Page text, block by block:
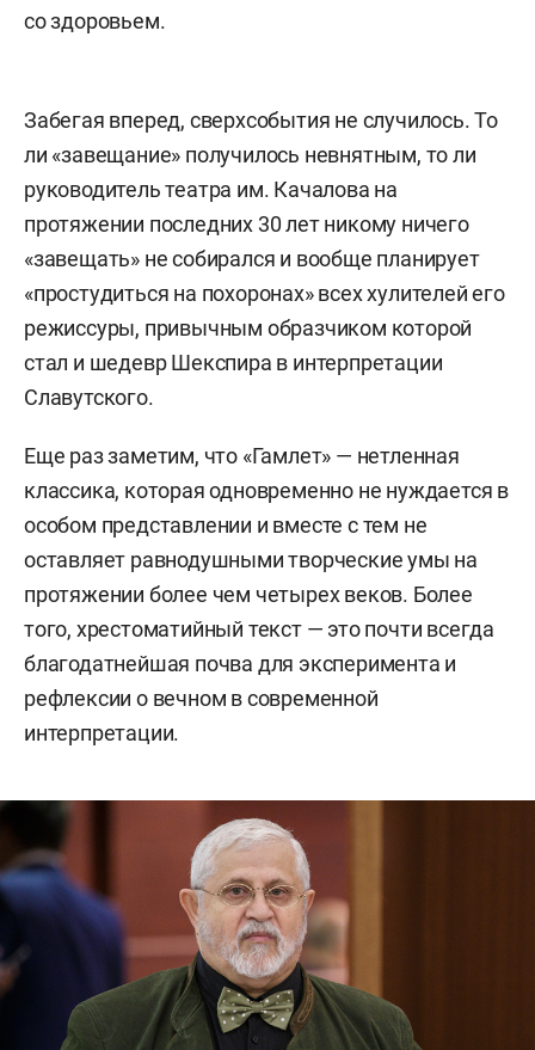
со здоровьем.
Забегая вперед, сверхсобытия не случилось. То
ли «завещание» получилось невнятным, то ли
руководитель театра им. Качалова на
протяжении последних 30 лет никому ничего
«завещать» не собирался и вообще планирует
«простудиться на похоронах» всех хулителей его
режиссуры, привычным образчиком которой
стал и шедевр Шекспира в интерпретации
Славутского.
Еще раз заметим, что «Гамлет» — нетленная
классика, которая одновременно не нуждается в
особом представлении и вместе с тем не
оставляет равнодушными творческие умы на
протяжении более чем четырех веков. Более
того, хрестоматийный текст — это почти всегда
благодатнейшая почва для эксперимента и
рефлексии о вечном в современной
интерпретации.